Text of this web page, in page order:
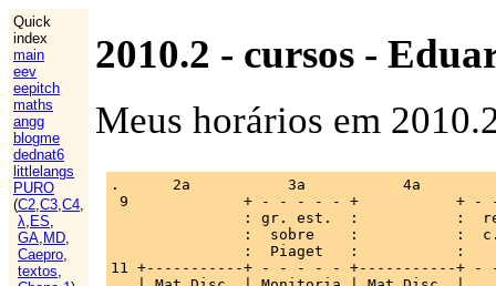
Quick
index
main
eev
eepitch
maths
angg
blogme
dednat6
littlelangs
PURO
(C2,C3,C4,
λ, ES,
GA, MD,
Caepro,
textos,
2010.2 - cursos -
Meus horários em
.      2a           3a           4a
9             + - - - - - +           + -
: gr. est.  :           :
:  sobre    :           :
:  Piaget   :           :
11 +-----------+ - - - - - +-----------+ -